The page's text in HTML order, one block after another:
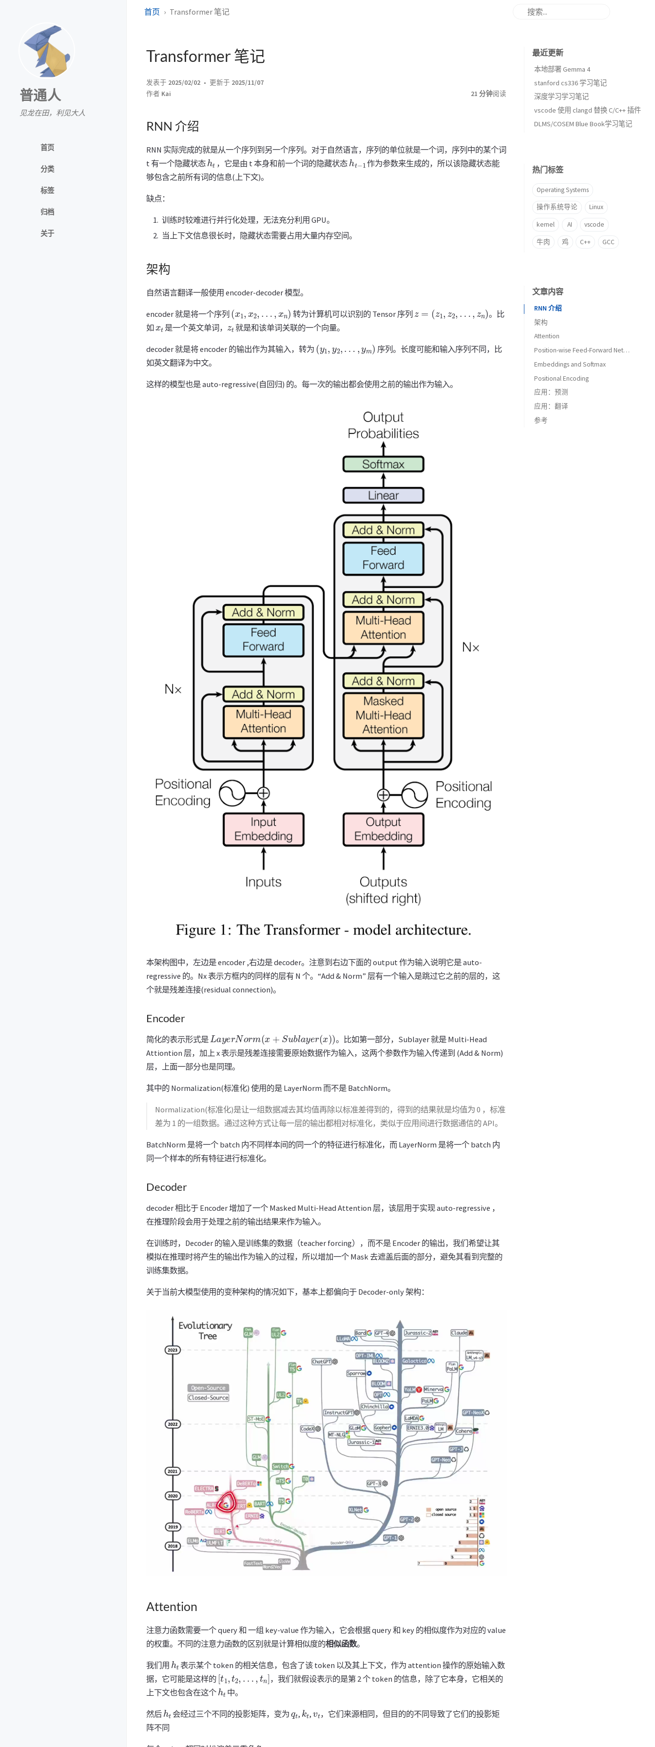
普通人
见龙在田，利见大人
首页
分类
标签
归档
关于
首页 Transformer 笔记
Transformer 笔记
发表于 2025/02/02 更新于 2025/11/07
作者 Kai 21 分钟阅读
RNN 介绍
RNN 实际完成的就是从一个序列到另一个序列。对于自然语言，序列的单位就是一个词，序列中的某个词
t 有一个隐藏状态 h t，它是由 t 本身和前一个词的隐藏状态h t− 1作为参数来生成的，所以该隐藏状态能
够包含之前所有词的信息(上下文)。
缺点：
训练时较难进行并行化处理，无法充分利用 GPU。
当上下文信息很长时，隐藏状态需要占用大量内存空间。
架构
自然语言翻译一般使用 encoder-decoder 模型。
encoder 就是将一个序列 ( 转为计算机可以识别的 Tensor 序列 1
。比
如
是一个英文单词，z t就是和该单词关联的一个向量。
decoder 就是将 encoder 的输出作为其输入，转为 (
序列。长度可能和输入序列不同，比
如英文翻译为中文。
这样的模型也是 auto-regressive(自回归) 的。每一次的输出都会使用之前的输出作为输入。
本架构图中，左边是 encoder ,右边是 decoder。注意到右边下面的 output 作为输入说明它是 auto-
regressive 的。Nx 表示方框内的同样的层有 N 个。“Add & Norm” 层有一个输入是跳过它之前的层的，这
个就是残差连接(residual connection)。
Encoder
简化的表示形式是 La No x+ bla y e
。比如第一部分，Sublayer 就是 Multi-Head
Attiontion 层，加上 x 表示是残差连接需要原始数据作为输入，这两个参数作为输入传递到 (Add & Norm)
层，上面一部分也是同理。
其中的 Normalization(标准化) 使用的是 LayerNorm 而不是 BatchNorm。
Normalization(标准化)是让一组数据减去其均值再除以标准差得到的，得到的结果就是均值为 0 ，标准
差为 1 的一组数据。通过这种方式让每一层的输出都相对标准化，类似于应用间进行数据通信的 API。
BatchNorm 是将一个 batch 内不同样本间的同一个的特征进行标准化，而 LayerNorm 是将一个 batch 内
同一个样本的所有特征进行标准化。
Decoder
decoder 相比于 Encoder 增加了一个 Masked Multi-Head Attention 层，该层用于实现 auto-regressive ，
在推理阶段会用于处理之前的输出结果来作为输入。
在训练时，Decoder 的输入是训练集的数据（teacher forcing），而不是 Encoder 的输出，我们希望让其
模拟在推理时将产生的输出作为输入的过程，所以增加一个 Mask 去遮盖后面的部分，避免其看到完整的
训练集数据。
关于当前大模型使用的变种架构的情况如下，基本上都偏向于 Decoder-only 架构：
Attention
注意力函数需要一个 query 和 一组 key-value 作为输入，它会根据 query 和 key 的相似度作为对应的 value
的权重。不同的注意力函数的区别就是计算相似度的相似函数。
我们用 h
表示某个 token 的相关信息，包含了该 token 以及其上下文，作为 attention 操作的原始输入数
据，它可能是这样的 [t t2, … tn ] ，我们就假设表示的是第 2 个 token 的信息，除了它本身，它相关的
上下文也包含在这个 h t中。
然后 h 会经过三个不同的投影矩阵，变为 , k ,
，它们来源相同，但目的的不同导致了它们的投影矩
阵不同
最近更新
本地部署 Gemma 4
stanford cs336 学习笔记
深度学习学习笔记
vscode 使用 clangd 替换 C/C++ 插件
DLMS/COSEM Blue Book学习笔记
热门标签
Operating Systems
操作系统导论 Linux
kernel AI vscode
牛肉 鸡 C++ GCC
文章内容
RNN 介绍
架构
Encoder
Decoder
Attention
Multi-Head Attention
Position-wise Feed-Forward Networks
speculative decoding
Embeddings and Softmax
Positional Encoding
应用：预测
训练
推理
应用：翻译
参考